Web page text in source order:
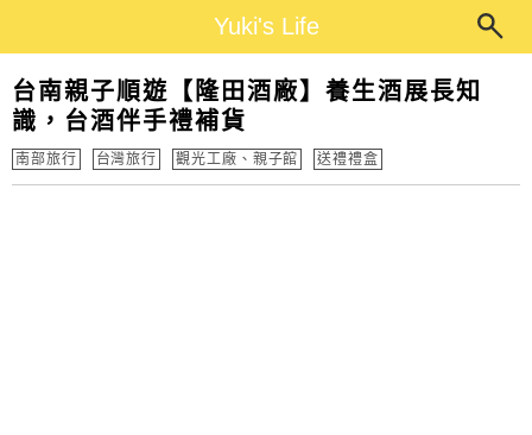
Yuki's Life
台南親子順遊【隆田酒廠】養生酒展長知
識，台酒伴手禮補貨
南部旅行 台灣旅行 觀光工廠、親子館 送禮禮盒